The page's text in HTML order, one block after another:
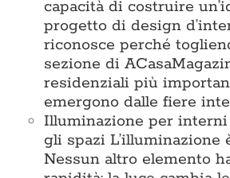
capacità di costruire
progetto di design
riconosce perché
sezione di
residenziali più
emergono dalle fiere
Illuminazione per
gli spazi L’illuminazione
Nessun altro elemento